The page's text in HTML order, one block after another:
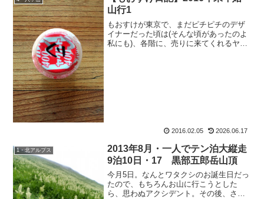
山行1
もおすけが東京で、まだピチピチのデザ
イナーだった頃は(そんな頃があったのよ
私にも)、各階に、売りに来てくれるヤク
2016.02.05 2026.06.17
1・北アルプス
2013年8月・一人でテン泊大縦走
9泊10日・17 黒部五郎岳山頂
今月5日。なんとワタクシのお誕生日だっ
たので、もちろんお山に行こうとした
ら、思わぬアクシデント。その後、さぶ